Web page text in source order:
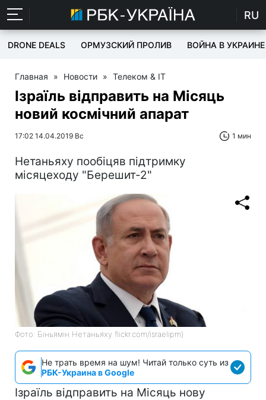
RU
DRONE DEALS ОРМУЗСКИЙ ПРОЛИВ ВОЙНА В УКРАИНЕ
Главная » Новости » Телеком & IT
Ізраїль відправить на Місяць
новий космічний апарат
17:02 14.04.2019 Вс 1 мин
Нетаньяху пообіцяв підтримку
місяцеходу "Берешит-2"
Фото: Біньямін Нетаньяху flickr.com/israelipm)
Не трать время на шум! Читай только суть из
РБК-Украина в Google
Ізраїль відправить на Місяць нову